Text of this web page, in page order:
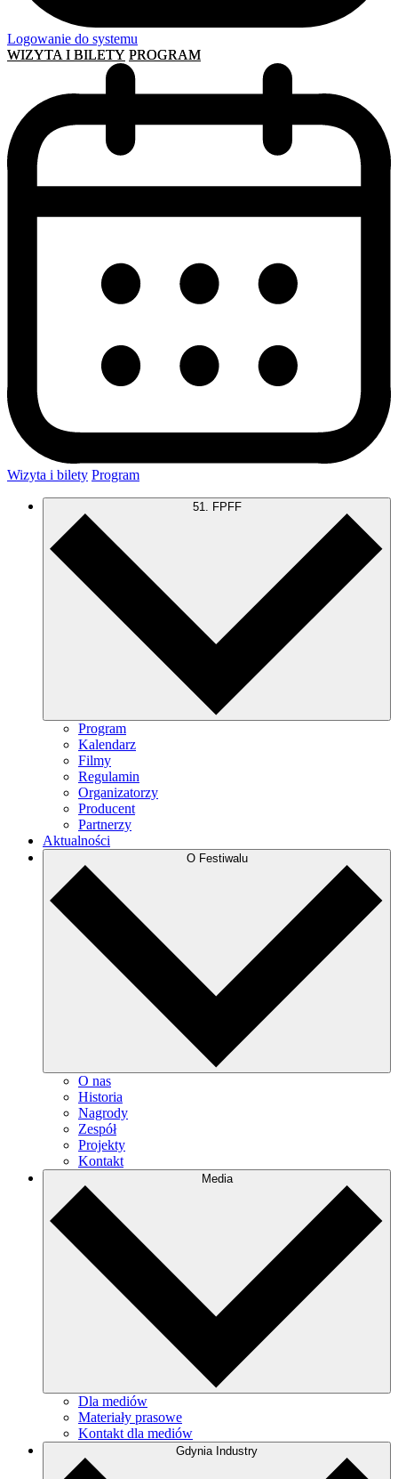
Logowanie do systemu
WIZYTA I BILETY PROGRAM
Wizyta i bilety Program
51. FPFF
Program
Kalendarz
Filmy
Regulamin
Organizatorzy
Producent
Partnerzy
Aktualności
O Festiwalu
O nas
Historia
Nagrody
Zespół
Projekty
Kontakt
Media
Dla mediów
Materiały prasowe
Kontakt dla mediów
Gdynia Industry